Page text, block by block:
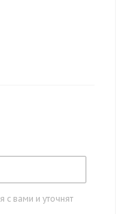
вами и уточнят